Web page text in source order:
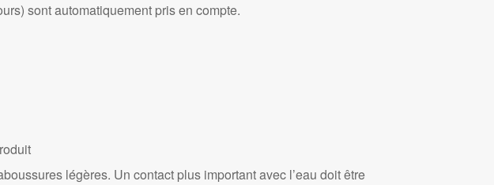
sont automatiquement pris en compte.
légères. Un contact plus important avec l’eau doit être